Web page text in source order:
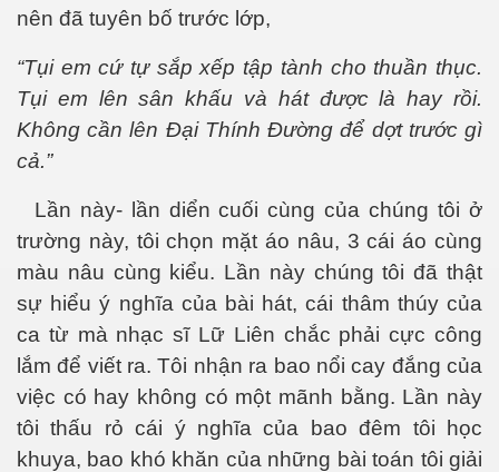
nên đã tuyên bố trước lớp,
“Tụi em cứ tự sắp xếp tập tành cho thuần thục.
Tụi em lên sân khấu và hát được là hay rồi.
Không cần lên Đại Thính Đường để dợt trước gì
cả.”
Lần này- lần diển cuối cùng của chúng tôi ở
trường này, tôi chọn mặt áo nâu, 3 cái áo cùng
màu nâu cùng kiểu. Lần này chúng tôi đã thật
sự hiểu ý nghĩa của bài hát, cái thâm thúy của
ca từ mà nhạc sĩ Lữ Liên chắc phải cực công
lắm để viết ra. Tôi nhận ra bao nổi cay đắng của
việc có hay không có một mãnh bằng. Lần này
tôi thấu rỏ cái ý nghĩa của bao đêm tôi học
khuya, bao khó khăn của những bài toán tôi giải
NLS